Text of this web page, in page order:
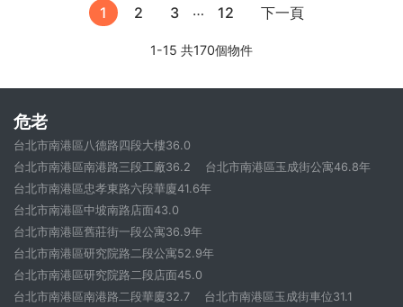
1 2 3 … 12 下一頁
1-15 共170個物件
危老
台北市南港區八德路四段大樓36.0
台北市南港區南港路三段工廠36.2
台北市南港區玉成街公寓46.8年
台北市南港區忠孝東路六段華廈41.6年
台北市南港區中坡南路店面43.0
台北市南港區舊莊街一段公寓36.9年
台北市南港區研究院路二段公寓52.9年
台北市南港區研究院路二段店面45.0
台北市南港區南港路二段華廈32.7
台北市南港區玉成街車位31.1